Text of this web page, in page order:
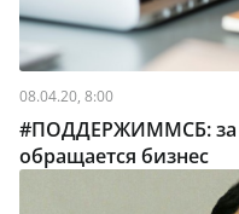
08.04.20, 8:00
#ПОДДЕРЖИММСБ: за
обращается бизнес